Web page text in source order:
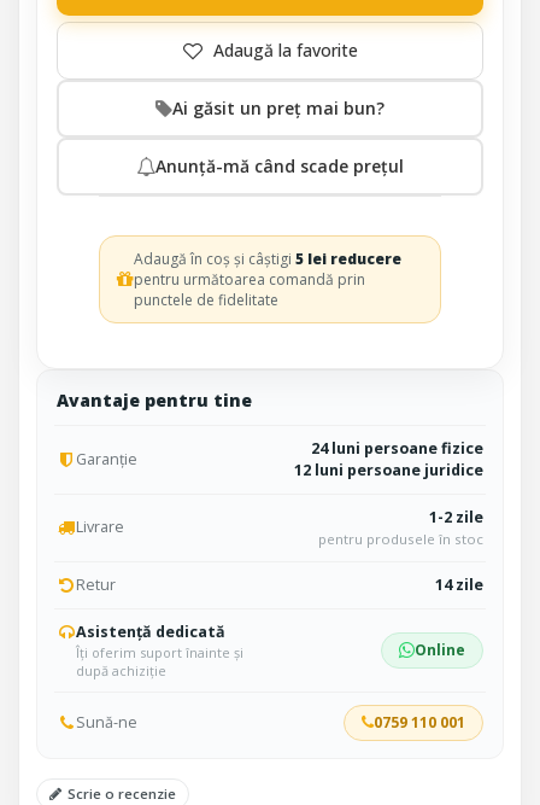
Avantaje pentru tine
Garanție
24 luni persoane fizice
12 luni persoane juridice
Livrare 1-2 zile
pentru produsele în stoc
Retur 14 zile
Asistență dedicată
Îți oferim suport înainte și
după achiziție
Online
Sună-ne 0759 110 001
Scrie o recenzie
Ai găsit un preț mai bun?
Anunță-mă când scade prețul
Adaugă în coș și câștigi5 lei reducere
pentru următoarea comandă prin
punctele de fidelitate